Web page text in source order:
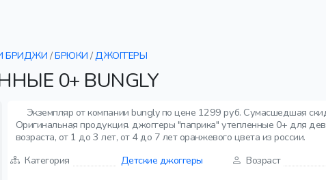
БРИДЖИ /БРЮКИ /ДЖОГГЕРЫ
0+ BUNGLY
Экземпляр от компании bungly по цене 1299 руб. Сумасшедшая
Оригинальная продукция. джоггеры "паприка" утепленные 0+ для
возраста, от 1 до 3 лет, от 4 до 7 лет оранжевого цвета из россии.
Категория
Детские джоггеры Возраст